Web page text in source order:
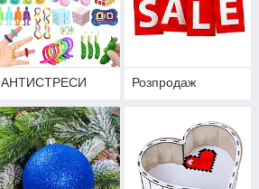
АНТИСТРЕСИ Розпродаж